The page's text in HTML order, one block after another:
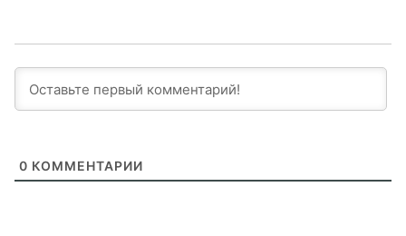
0 КОММЕНТАРИИ